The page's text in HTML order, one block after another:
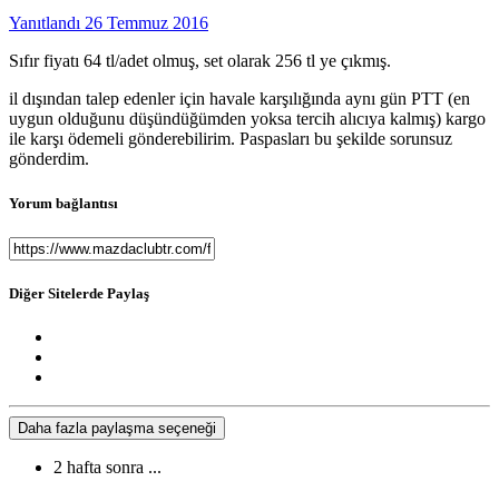
Yanıtlandı 26 Temmuz 2016
Sıfır fiyatı 64 tl/adet olmuş, set olarak 256 tl ye çıkmış.
il dışından talep edenler için havale karşılığında aynı gün PTT (en
uygun olduğunu düşündüğümden yoksa tercih alıcıya kalmış) kargo
ile karşı ödemeli gönderebilirim. Paspasları bu şekilde sorunsuz
gönderdim.
Yorum bağlantısı
Diğer Sitelerde Paylaş
Daha fazla paylaşma seçeneği
2 hafta sonra ...